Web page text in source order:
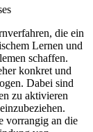
die ein
Lernen und
schaffen.
konkret und
Dabei sind
zu aktivieren
vorrangig an die